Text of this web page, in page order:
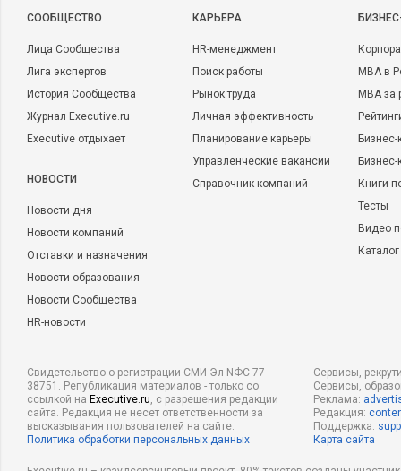
CООБЩЕСТВО
Лица Сообщества
Лига экспертов
История Сообщества
Журнал Executive.ru
Executive отдыхает
НОВОСТИ
Новости дня
Новости компаний
Отставки и назначения
Новости образования
Новости Сообщества
HR-новости
КАРЬЕРА
HR-менеджмент
Поиск работы
Рынок труда
Личная эффективность
Планирование карьеры
Управленческие вакансии
Справочник компаний
MBA в
MBA
Бизнес-
Книги
Тесты
Видео
Свидетельство о регистрации СМИ Эл NФС 77-
38751. Републикация материалов - только со
ссылкой на Executive.ru, с разрешения редакции
сайта. Редакция не несет ответственности за
высказывания пользователей на сайте.
Политика обработки персональных данных
Сервисы,
Сервисы,
Реклама:
Редакция:
Поддержка:
Карта сайта